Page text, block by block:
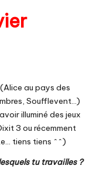
(Alice au pays des
Soufflevent…)
illuminé des jeux
3 ou récemment
tiens tiens ^^)
tu travailles ?